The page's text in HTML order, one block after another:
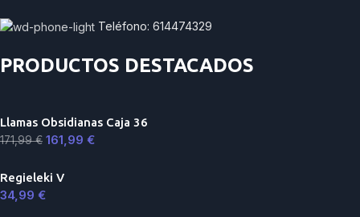
Teléfono: 614474329
PRODUCTOS DESTACADOS
Llamas Obsidianas Caja 36
171,99€ 161,99 €
Regieleki V
34,99 €